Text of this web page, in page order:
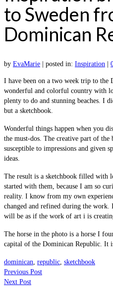
to Sweden
Dominican
by EvaMarie posted in: Inspiration
I have been on a two week trip to the
wonderful and colorful country with
plenty to do and stunning beaches. I
but a sketchbook.
Wonderful things happen when you
the must-dos. The creative part of the
susceptible to impressions and given
ideas.
The result is a sketchbook filled with
started with them, because I am so
reality. I know from my own
changed and refined during the
will be as if the work of art i is
The horse in the photo is a horse I
capital of the Dominican Republic. It
dominican, republic, sketchbook
Previous Post
Next Post